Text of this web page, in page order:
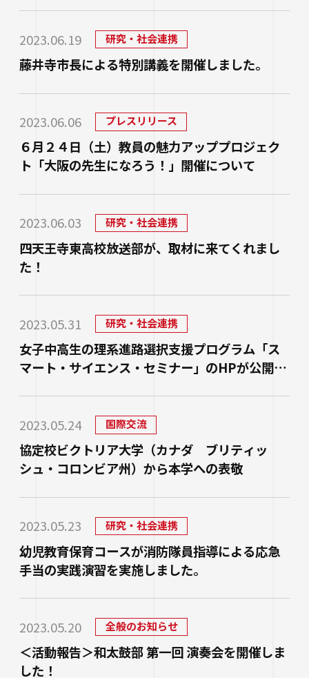
学内で地震が発生したら
生涯学習・公開講座
公開シンポジウム
2023.06.19 研究・社会連携
藤井寺市長による特別講義を開催しました。
2023.06.06 プレスリリース
６月２４日（土）教員の魅力アッププロジェク
ト「大阪の先生になろう！」開催について
2023.06.03 研究・社会連携
四天王寺東高校放送部が、取材に来てくれまし
た！
2023.05.31 研究・社会連携
女子中高生の理系進路選択支援プログラム「ス
マート・サイエンス・セミナー」のHPが公開さ
2023.05.24 国際交流
協定校ビクトリア大学（カナダ ブリティッ
シュ・コロンビア州）から本学への表敬
2023.05.23 研究・社会連携
幼児教育保育コースが消防隊員指導による応急
手当の実践演習を実施しました。
2023.05.20 全般のお知らせ
＜活動報告＞和太鼓部 第一回 演奏会を開催しま
した！